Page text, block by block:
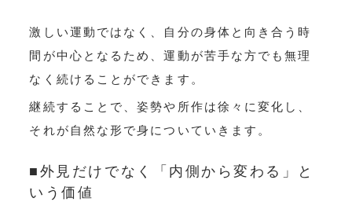
激しい運動ではなく、自分の身体と向き合う時
間が中心となるため、運動が苦手な方でも無理
なく続けることができます。
継続することで、姿勢や所作は徐々に変化し、
それが自然な形で身についていきます。
■外見だけでなく「内側から変わる」と
いう価値